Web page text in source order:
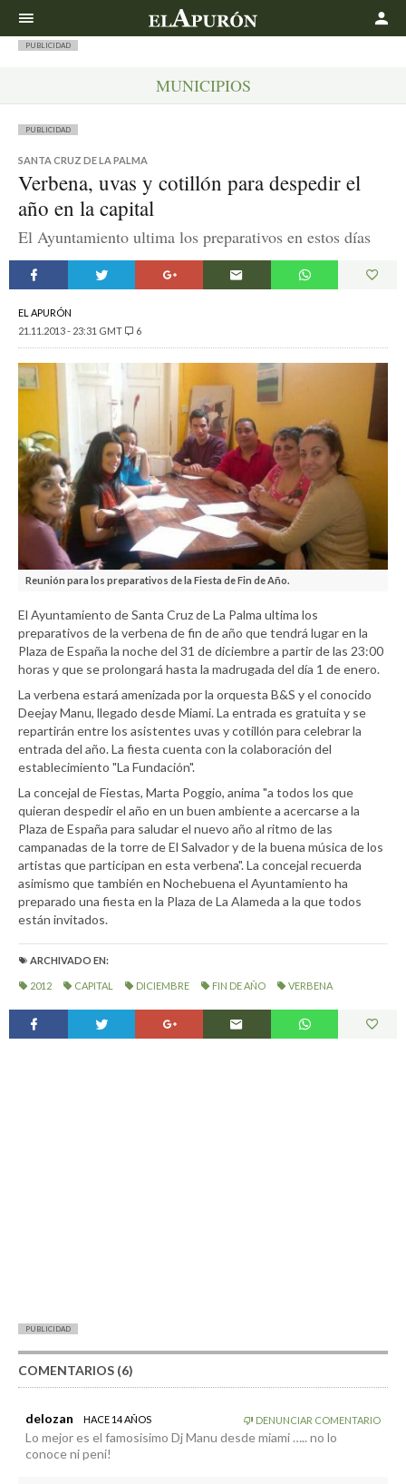
PUBLICIDAD
MUNICIPIOS
PUBLICIDAD
SANTA CRUZ DE LA PALMA
Verbena, uvas y cotillón para despedir el
año en la capital
El Ayuntamiento ultima los preparativos en estos días
EL APURÓN
21.11.2013 - 23:31 GMT
6
Reunión para los preparativos de la Fiesta de Fin de Año.
El Ayuntamiento de Santa Cruz de La Palma ultima los
preparativos de la verbena de fin de año que tendrá lugar en la
Plaza de España la noche del 31 de diciembre a partir de las 23:00
horas y que se prolongará hasta la madrugada del día 1 de enero.
La verbena estará amenizada por la orquesta B&S y el conocido
Deejay Manu, llegado desde Miami. La entrada es gratuita y se
repartirán entre los asistentes uvas y cotillón para celebrar la
entrada del año. La fiesta cuenta con la colaboración del
establecimiento "La Fundación".
La concejal de Fiestas, Marta Poggio, anima "a todos los que
quieran despedir el año en un buen ambiente a acercarse a la
Plaza de España para saludar el nuevo año al ritmo de las
campanadas de la torre de El Salvador y de la buena música de los
artistas que participan en esta verbena". La concejal recuerda
asimismo que también en Nochebuena el Ayuntamiento ha
preparado una fiesta en la Plaza de La Alameda a la que todos
están invitados.
ARCHIVADO EN:
2012 CAPITAL DICIEMBRE FIN DE AÑO VERBENA
PUBLICIDAD
COMENTARIOS (6)
delozan HACE 14 AÑOS DENUNCIAR COMENTARIO
Lo mejor es el famosisimo Dj Manu desde miami ….. no lo
conoce ni peni!